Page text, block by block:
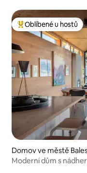
Nejlepší v kategorii
Oblíbené u hostů
Domov ve městě
Moderní dům s